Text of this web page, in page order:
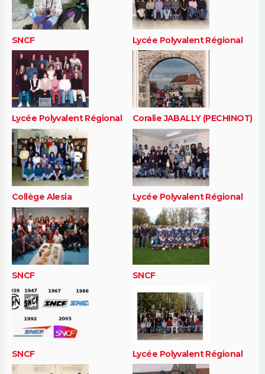
SNCF Lycée Polyvalent Régional
Lycée Polyvalent Régional Coralie JABALLY (PECHINOT)
Collège Alesia Lycée Polyvalent Régional
SNCF SNCF
SNCF Lycée Polyvalent Régional